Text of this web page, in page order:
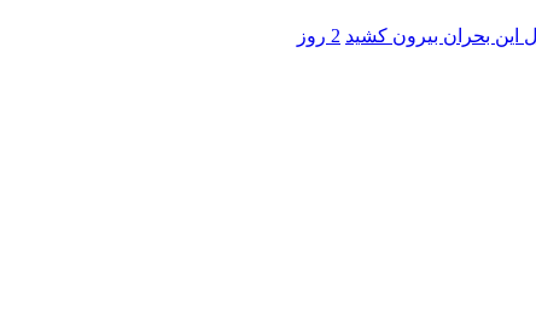
این بحران بیرون کشید 2 روز